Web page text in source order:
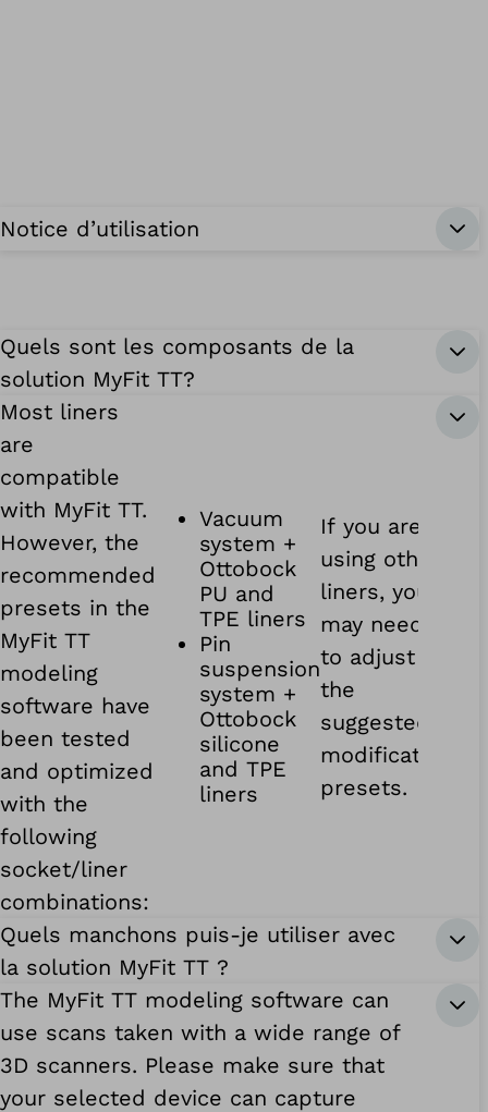
Notice d’utilisation
Quels sont les composants de la
solution MyFit TT?
Most liners
are
compatible
with MyFit TT.
However, the
recommended
presets in the
MyFit TT
modeling
software have
been tested
and optimized
with the
following
socket/liner
combinations:
Vacuum
system +
Ottobock
PU and
TPE liners
Pin
suspension
system +
Ottobock
silicone
and TPE
liners
If you are
using other
liners, you
may need
to adjust
the
suggested
modification
presets.
Quels manchons puis-je utiliser avec
la solution MyFit TT ?
The MyFit TT modeling software can
use scans taken with a wide range of
3D scanners. Please make sure that
your selected device can capture